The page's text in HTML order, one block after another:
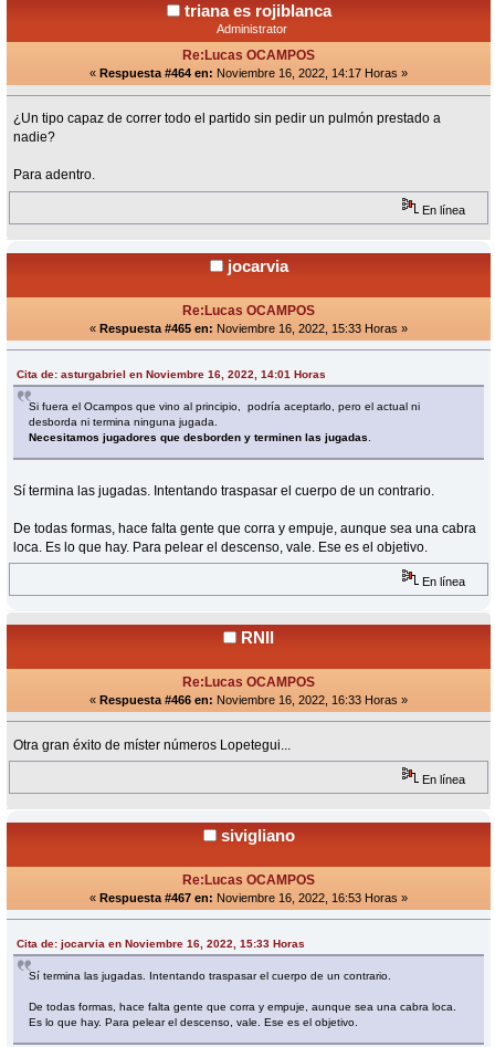
triana es rojiblanca
Administrator
Re:Lucas OCAMPOS
« Respuesta #464 en: Noviembre 16, 2022, 14:17 Horas »
¿Un tipo capaz de correr todo el partido sin pedir un pulmón prestado a
nadie?
Para adentro.
En línea
jocarvia
Re:Lucas OCAMPOS
« Respuesta #465 en: Noviembre 16, 2022, 15:33 Horas »
Cita de: asturgabriel en Noviembre 16, 2022, 14:01 Horas
Si fuera el Ocampos que vino al principio, podría aceptarlo, pero el actual ni
desborda ni termina ninguna jugada.
Necesitamos jugadores que desborden y terminen las jugadas
Sí termina las jugadas. Intentando traspasar el cuerpo de un contrario.
De todas formas, hace falta gente que corra y empuje, aunque sea una cabra
loca. Es lo que hay. Para pelear el descenso, vale. Ese es el objetivo.
En línea
RNII
Re:Lucas OCAMPOS
« Respuesta #466 en: Noviembre 16, 2022, 16:33 Horas »
Otra gran éxito de míster números Lopetegui...
En línea
sivigliano
Re:Lucas OCAMPOS
« Respuesta #467 en: Noviembre 16, 2022, 16:53 Horas »
Cita de: jocarvia en Noviembre 16, 2022, 15:33 Horas
Sí termina las jugadas. Intentando traspasar el cuerpo de un contrario.
De todas formas, hace falta gente que corra y empuje, aunque sea una cabra loca.
Es lo que hay. Para pelear el descenso, vale. Ese es el objetivo.